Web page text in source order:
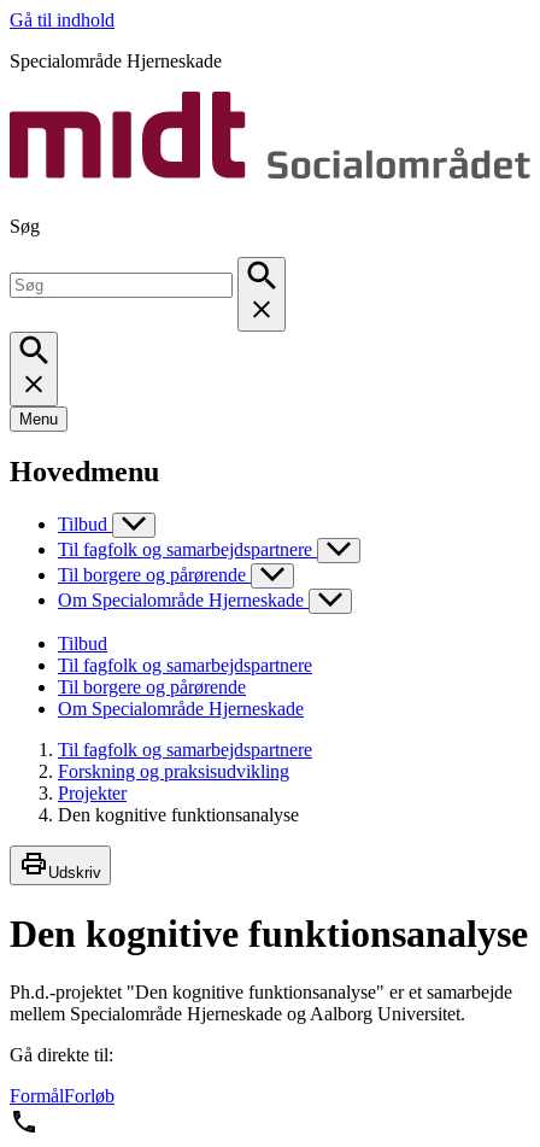
Gå til indhold
Specialområde Hjerneskade
Søg
Menu
Hovedmenu
Tilbud
Til fagfolk og samarbejdspartnere
Til borgere og pårørende
Om Specialområde Hjerneskade
Tilbud
Til fagfolk og samarbejdspartnere
Til borgere og pårørende
Om Specialområde Hjerneskade
Til fagfolk og samarbejdspartnere
Forskning og praksisudvikling
Projekter
Den kognitive funktionsanalyse
Udskriv
Den kognitive funktionsanalyse
Ph.d.-projektet "Den kognitive funktionsanalyse" er et samarbejde
mellem Specialområde Hjerneskade og Aalborg Universitet.
Gå direkte til:
FormålForløb